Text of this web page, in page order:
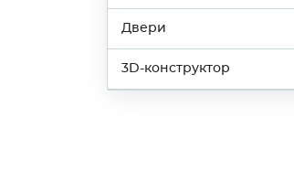
Двери
3D-конструктор